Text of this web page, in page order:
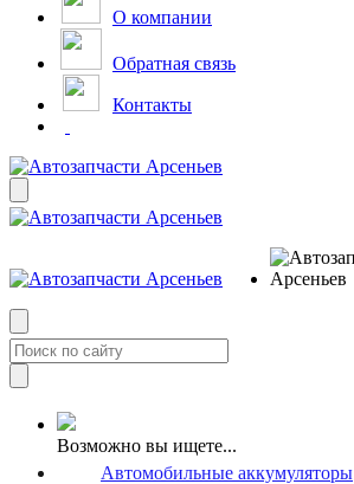
О компании
Обратная связь
Контакты
Возможно вы ищете...
Автомобильные аккумуляторы